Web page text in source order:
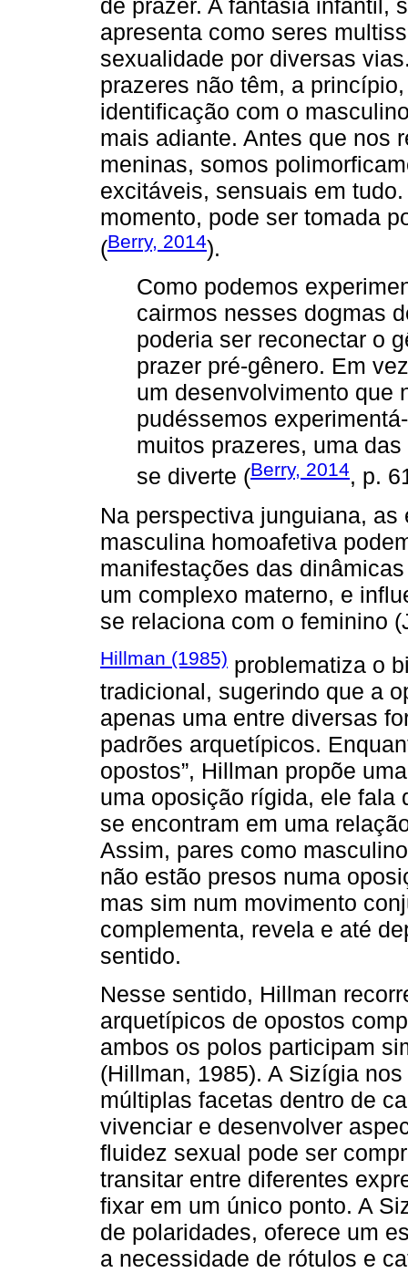
apresenta como seres
sexualidade por diversas
prazeres não têm, a
identificação com o
mais adiante. Antes que nos
meninas, somos
excitáveis, sensuais em
momento, pode ser tomada
(Berry, 2014).
Como podemos
cairmos nesses dogmas
poderia ser reconectar o
prazer pré-gênero. Em
um desenvolvimento que
pudéssemos
muitos prazeres, uma
se diverte (Berry, 2014, p.
Na perspectiva junguiana,
masculina homoafetiva
manifestações das
um complexo materno, e
se relaciona com o feminino
Hillman (1985) problematiza o
tradicional, sugerindo que a
apenas uma entre diversas
padrões arquetípicos.
opostos”, Hillman propõe
uma oposição rígida, ele fala
se encontram em uma
Assim, pares como
não estão presos numa
mas sim num movimento
complementa, revela e até
sentido.
Nesse sentido, Hillman
arquetípicos de opostos
ambos os polos participam
(Hillman, 1985). A Sizígia
múltiplas facetas dentro de
vivenciar e desenvolver
fluidez sexual pode ser
transitar entre diferentes
fixar em um único ponto. A
de polaridades, oferece um
a necessidade de rótulos e